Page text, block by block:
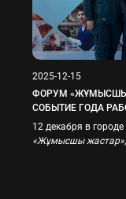
2025-12-15
ФОРУМ «ЖҰМЫСШЫ
СОБЫТИЕ ГОДА
12 декабря в
«Жұмысшы жастар»